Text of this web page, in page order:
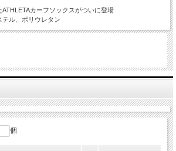
カーフソックスがついに登場
ル、ポリウレタン
個